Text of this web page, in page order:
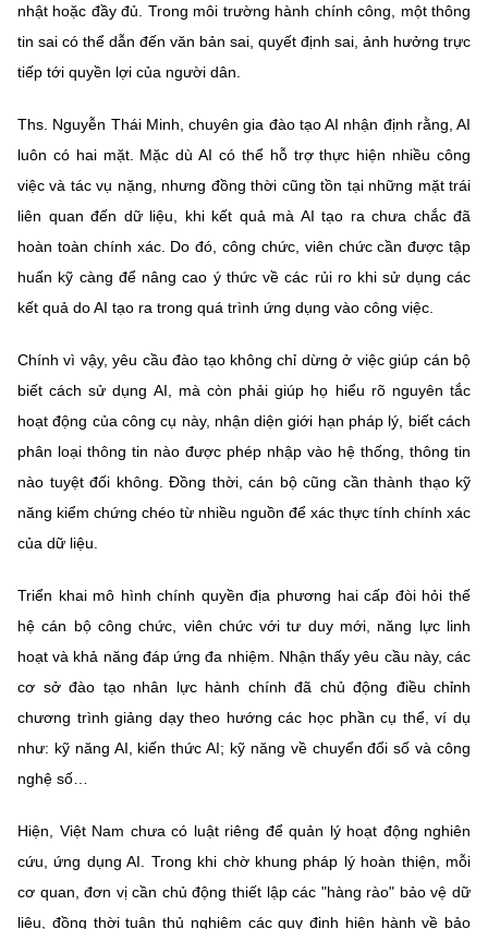
nhật hoặc đầy đủ. Trong môi trường hành chính công, một thông
tin sai có thể dẫn đến văn bản sai, quyết định sai, ảnh hưởng trực
tiếp tới quyền lợi của người dân.
Ths. Nguyễn Thái Minh, chuyên gia đào tạo AI nhận định rằng, AI
luôn có hai mặt. Mặc dù AI có thể hỗ trợ thực hiện nhiều công
việc và tác vụ nặng, nhưng đồng thời cũng tồn tại những mặt trái
liên quan đến dữ liệu, khi kết quả mà AI tạo ra chưa chắc đã
hoàn toàn chính xác. Do đó, công chức, viên chức cần được tập
huấn kỹ càng để nâng cao ý thức về các rủi ro khi sử dụng các
kết quả do AI tạo ra trong quá trình ứng dụng vào công việc.
Chính vì vậy, yêu cầu đào tạo không chỉ dừng ở việc giúp cán bộ
biết cách sử dụng AI, mà còn phải giúp họ hiểu rõ nguyên tắc
hoạt động của công cụ này, nhận diện giới hạn pháp lý, biết cách
phân loại thông tin nào được phép nhập vào hệ thống, thông tin
nào tuyệt đối không. Đồng thời, cán bộ cũng cần thành thạo kỹ
năng kiểm chứng chéo từ nhiều nguồn để xác thực tính chính xác
của dữ liệu.
Triển khai mô hình chính quyền địa phương hai cấp đòi hỏi thế
hệ cán bộ công chức, viên chức với tư duy mới, năng lực linh
hoạt và khả năng đáp ứng đa nhiệm. Nhận thấy yêu cầu này, các
cơ sở đào tạo nhân lực hành chính đã chủ động điều chỉnh
chương trình giảng dạy theo hướng các học phần cụ thể, ví dụ
như: kỹ năng AI, kiến thức AI; kỹ năng về chuyển đổi số và công
nghệ số…
Hiện, Việt Nam chưa có luật riêng để quản lý hoạt động nghiên
cứu, ứng dụng AI. Trong khi chờ khung pháp lý hoàn thiện, mỗi
cơ quan, đơn vị cần chủ động thiết lập các "hàng rào" bảo vệ dữ
liệu, đồng thời tuân thủ nghiêm các quy định hiện hành về bảo